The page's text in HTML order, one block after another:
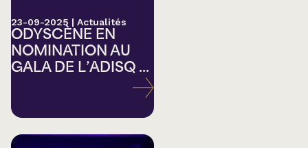
23-09-2025 | Actualités
ODYSCÈNE EN
NOMINATION AU
GALA DE L’ADISQ ...